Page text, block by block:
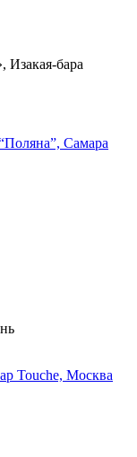
Изакая-бара